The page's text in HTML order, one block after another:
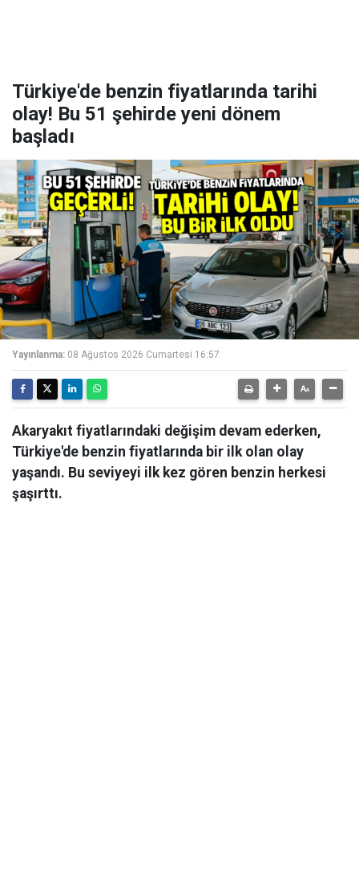
Türkiye'de benzin fiyatlarında tarihi
olay! Bu 51 şehirde yeni dönem
başladı
Yayınlanma: 08 Ağustos 2026 Cumartesi 16:57
Akaryakıt fiyatlarındaki değişim devam ederken,
Türkiye'de benzin fiyatlarında bir ilk olan olay
yaşandı. Bu seviyeyi ilk kez gören benzin herkesi
şaşırttı.